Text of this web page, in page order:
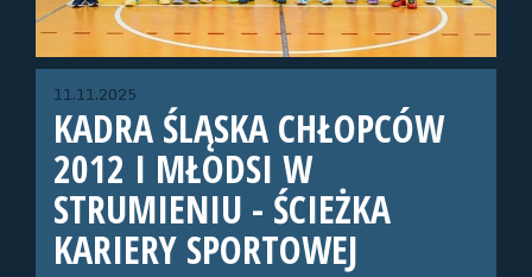
11.11.2025
KADRA ŚLĄSKA CHŁOPCÓW
2012 I MŁODSI W
STRUMIENIU - ŚCIEŻKA
KARIERY SPORTOWEJ